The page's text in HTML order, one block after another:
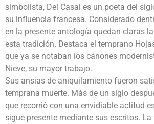
simbolista, Del Casal es un poeta del
su influencia francesa. Considerado
en la presente antología quedan claras
esta tradición. Destaca el temprano
que ya se notaban los cánones
Nieve, su mayor trabajo.
Sus ansias de aniquilamiento fueron
temprana muerte. Más de un siglo
que recorrió con una envidiable actitud
sigue presente mediante sus escritos.